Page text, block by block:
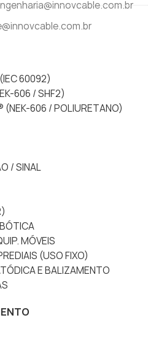
60092)
606 / SHF2)
(NEK-606 / POLIURETANO)
/ SINAL
MÓVEIS
(USO FIXO)
E BALIZAMENTO